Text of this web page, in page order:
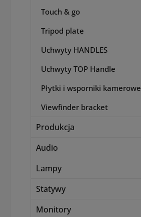
Touch & go
Tripod plate
Uchwyty HANDLES
Uchwyty TOP Handle
Płytki i wsporniki kamerowe
Viewfinder bracket
Produkcja
Audio
Lampy
Statywy
Monitory